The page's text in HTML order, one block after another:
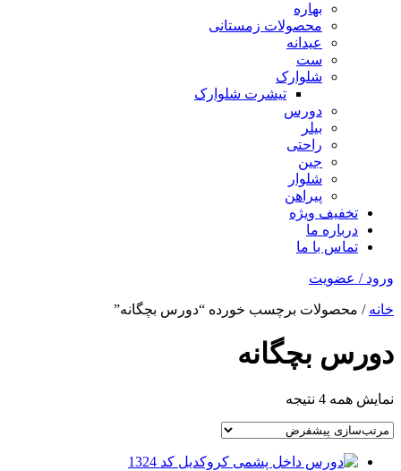
بهاره
محصولات زمستانی
عیدانه
ست
شلوارک
تیشرت شلوارک
دورس
بیلر
راحتی
جین
شلوار
پیراهن
تخفیف ویژه
درباره ما
تماس با ما
ورود / عضویت
خانه / محصولات برچسب خورده “دورس بچگانه”
دورس بچگانه
نمایش همه 4 نتیجه